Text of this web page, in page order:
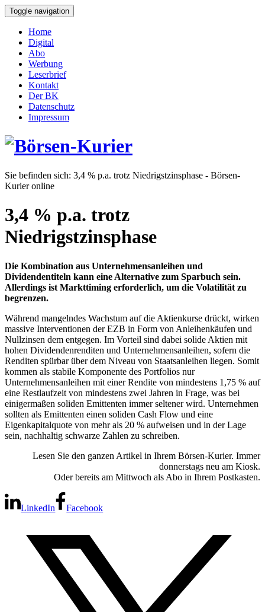
Toggle navigation
Home
Digital
Abo
Werbung
Leserbrief
Kontakt
Der BK
Datenschutz
Impressum
Sie befinden sich: 3,4 % p.a. trotz Niedrigstzinsphase - Börsen-
Kurier online
3,4 % p.a. trotz
Niedrigstzinsphase
Die Kombination aus Unternehmensanleihen und
Dividendentiteln kann eine Alternative zum Sparbuch sein.
Allerdings ist Markttiming erforderlich, um die Volatilität zu
begrenzen.
Während mangelndes Wachstum auf die Aktienkurse drückt, wirken
massive Interventionen der EZB in Form von Anleihenkäufen und
Nullzinsen dem entgegen. Im Vorteil sind dabei solide Aktien mit
hohen Dividendenrenditen und Unternehmensanleihen, sofern die
Renditen spürbar über dem Niveau von Staatsanleihen liegen. Somit
kommen als stabile Komponente des Portfolios nur
Unternehmensanleihen mit einer Rendite von mindestens 1,75 % auf
eine Restlaufzeit von mindestens zwei Jahren in Frage, was bei
einigermaßen soliden Emittenten immer seltener wird. Unternehmen
sollten als Emittenten einen soliden Cash Flow und eine
Eigenkapitalquote von mehr als 20 % aufweisen und in der Lage
sein, nachhaltig schwarze Zahlen zu schreiben.
Lesen Sie den ganzen Artikel in Ihrem Börsen-Kurier. Immer
donnerstags neu am Kiosk.
Oder bereits am Mittwoch als Abo in Ihrem Postkasten.
LinkedIn Facebook